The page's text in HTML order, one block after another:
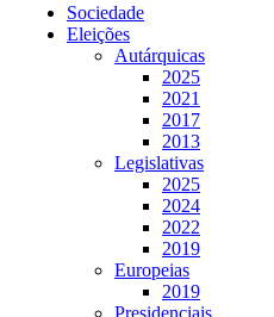
Sociedade
Eleições
Autárquicas
2025
2021
2017
2013
Legislativas
2025
2024
2022
2019
Europeias
2019
Presidenciais